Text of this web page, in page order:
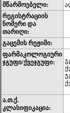
მწარმოებელი:
რეგისტრაციის
ნომერი და
თარიღი:
გაცემის რეჟიმი:
ფარმაკოლოგიური
ჯგუფი/ქვეჯგუფი:
ა.თ.ქ.
კლასიფიკაცია: